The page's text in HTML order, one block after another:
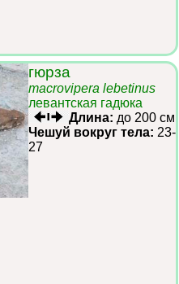
гюрза
macrovipera lebetinus
левантская гадюка
Длина: до 200 см
Чешуй вокруг тела: 23-
27